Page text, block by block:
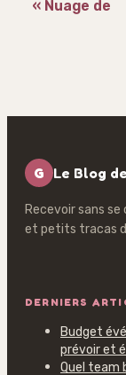
« Nuage de
G Le Blog
Recevoir sans
et petits tracas
DERNIERS
Budget
prévoir et
Quel team